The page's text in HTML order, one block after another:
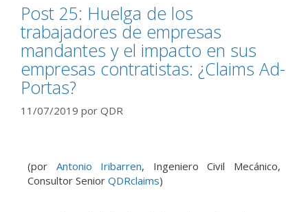
Post 25: Huelga de los
trabajadores de empresas
mandantes y el impacto en sus
empresas contratistas: ¿Claims Ad-
Portas?
11/07/2019 por QDR
(por Antonio Iribarren, Ingeniero Civil Mecánico,
Consultor Senior QDRclaims)